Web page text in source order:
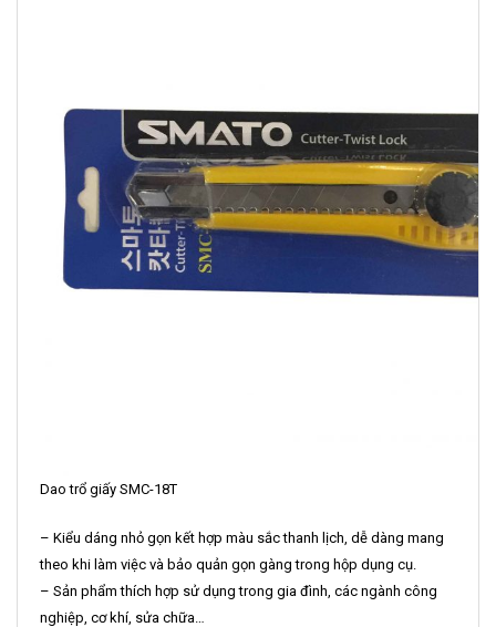
Dao trổ giấy SMC-18T
– Kiểu dáng nhỏ gọn kết hợp màu sắc thanh lịch, dễ dàng mang
theo khi làm việc và bảo quản gọn gàng trong hộp dụng cụ.
– Sản phẩm thích hợp sử dụng trong gia đình, các ngành công
nghiệp, cơ khí, sửa chữa…